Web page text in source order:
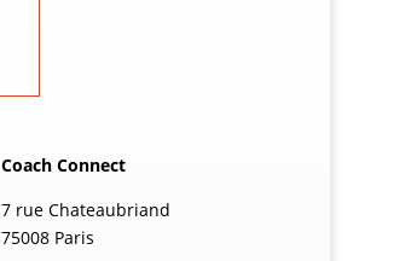
Coach Connect
7 rue Chateaubriand
75008 Paris